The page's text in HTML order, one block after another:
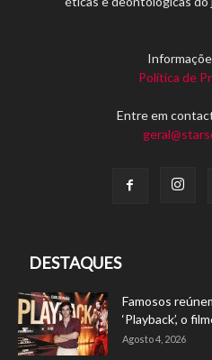
Política de
Entre em
DESTAQUES
Famosos
‘Playback’, o
Agosto 4, 2026